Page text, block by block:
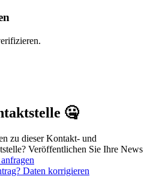
🤐
zu dieser Kontakt- und
Veröffentlichen Sie Ihre News
Daten korrigieren